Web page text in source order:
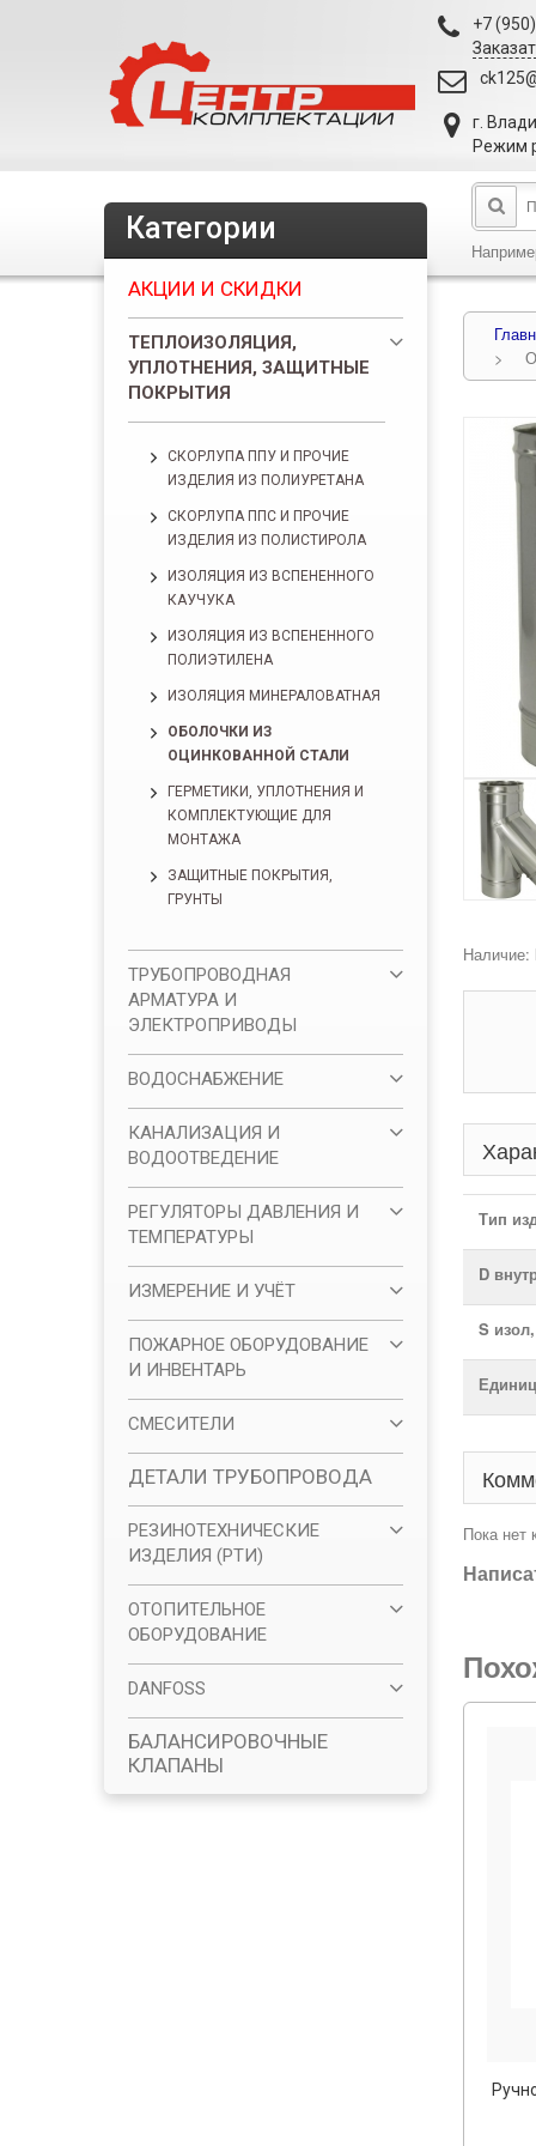
+7
г.
Режим
>
Наличие:
Тип
D
S
Пока нет
Категории
АКЦИИ И СКИДКИ
ТЕПЛОИЗОЛЯЦИЯ,
УПЛОТНЕНИЯ, ЗАЩИТНЫЕ
ПОКРЫТИЯ
СКОРЛУПА ППУ И ПРОЧИЕ
ИЗДЕЛИЯ ИЗ ПОЛИУРЕТАНА
СКОРЛУПА ППС И ПРОЧИЕ
ИЗДЕЛИЯ ИЗ ПОЛИСТИРОЛА
ИЗОЛЯЦИЯ ИЗ ВСПЕНЕННОГО
КАУЧУКА
ИЗОЛЯЦИЯ ИЗ ВСПЕНЕННОГО
ПОЛИЭТИЛЕНА
ИЗОЛЯЦИЯ МИНЕРАЛОВАТНАЯ
ОБОЛОЧКИ ИЗ
ОЦИНКОВАННОЙ СТАЛИ
ГЕРМЕТИКИ, УПЛОТНЕНИЯ И
КОМПЛЕКТУЮЩИЕ ДЛЯ
МОНТАЖА
ЗАЩИТНЫЕ ПОКРЫТИЯ,
ГРУНТЫ
ТРУБОПРОВОДНАЯ
АРМАТУРА И
ЭЛЕКТРОПРИВОДЫ
ВОДОСНАБЖЕНИЕ
КАНАЛИЗАЦИЯ И
ВОДООТВЕДЕНИЕ
РЕГУЛЯТОРЫ ДАВЛЕНИЯ И
ТЕМПЕРАТУРЫ
ИЗМЕРЕНИЕ И УЧЁТ
ПОЖАРНОЕ ОБОРУДОВАНИЕ
И ИНВЕНТАРЬ
СМЕСИТЕЛИ
ДЕТАЛИ ТРУБОПРОВОДА
РЕЗИНОТЕХНИЧЕСКИЕ
ИЗДЕЛИЯ (РТИ)
ОТОПИТЕЛЬНОЕ
ОБОРУДОВАНИЕ
DANFOSS
БАЛАНСИРОВОЧНЫЕ
КЛАПАНЫ